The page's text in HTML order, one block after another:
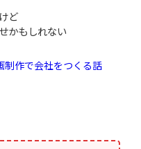
ど
かもしれない
制作で会社をつくる話